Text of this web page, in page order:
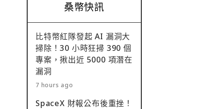
桑幣快訊
比特幣紅隊發起 AI 漏洞大
掃除！30 小時狂掃 390 個
專案，揪出近 5000 項潛在
漏洞
7 hours ago
SpaceX 財報公布後重挫！